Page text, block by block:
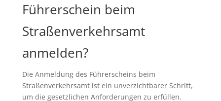
Führerschein beim
Straßenverkehrsamt
anmelden?
Die Anmeldung des Führerscheins beim
Straßenverkehrsamt ist ein unverzichtbarer Schritt,
um die gesetzlichen Anforderungen zu erfüllen.